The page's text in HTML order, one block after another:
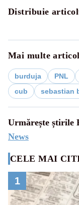
Distribuie
Mai multe
burduja PNL
cub
sebastian
Urmărește știrile
News
CELE MAI
1